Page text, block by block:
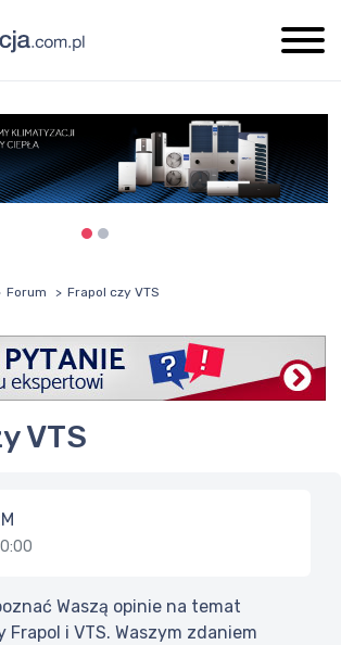
Forum Frapol czy VTS
VTS
Waszą opinie na temat
Frapol i VTS. Waszym zdaniem